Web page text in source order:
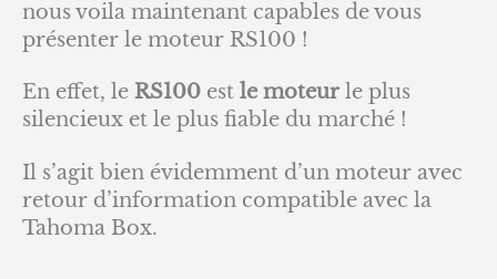
nous voila maintenant capables de vous
présenter le moteur RS100 !
En effet, le RS100 est le moteur le plus
silencieux et le plus fiable du marché !
Il s’agit bien évidemment d’un moteur avec
retour d’information compatible avec la
Tahoma Box.